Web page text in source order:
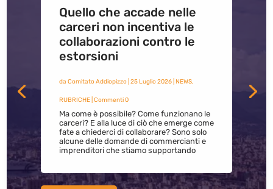
Quello che accade nelle
carceri non incentiva le
collaborazioni contro le
estorsioni
da Comitato Addiopizzo| 25 Luglio 2026| NEWS,
RUBRICHE| Commenti 0
Ma come è possibile? Come funzionano le
carceri? E alla luce di ciò che emerge come
fate a chiederci di collaborare? Sono solo
alcune delle domande di commercianti e
imprenditori che stiamo supportando